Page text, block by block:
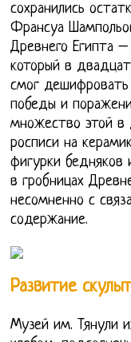
сохранились
Франсуа
Древнего Египта
который в
смог дешифровать
победы и
множество этой в
росписи на
фигурки
в гробницах
несомненно с
содержание.
Развитие
Музей им. Тянули